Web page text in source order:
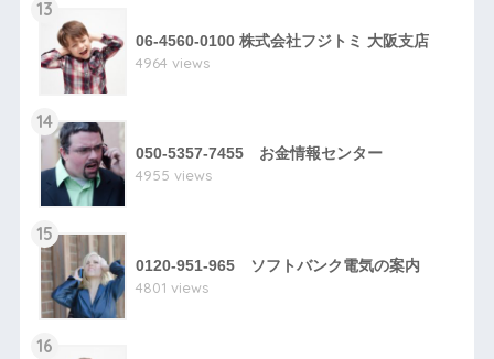
13
06-4560-0100 株式会社フジトミ 大阪支店
4964 views
14
050-5357-7455 お金情報センター
4955 views
15
0120-951-965 ソフトバンク電気の案内
4801 views
16